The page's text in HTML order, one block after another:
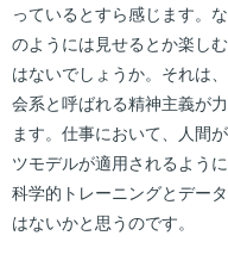
っているとすら感じます。
のようには見せるとか楽し
はないでしょうか。それは
会系と呼ばれる精神主義が
ます。仕事において、人間
ツモデルが適用されるよう
科学的トレーニングとデー
はないかと思うのです。